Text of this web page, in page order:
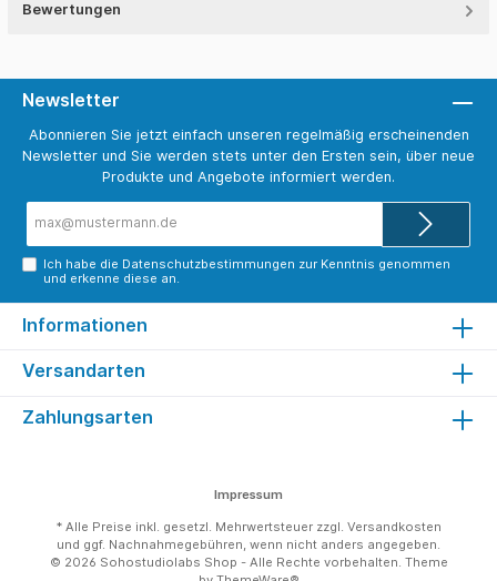
Bewertungen
Newsletter
Abonnieren Sie jetzt einfach unseren regelmäßig erscheinenden
Newsletter und Sie werden stets unter den Ersten sein, über neue
Produkte und Angebote informiert werden.
Adresse*
Ich habe die Datenschutzbestimmungen zur Kenntnis genommen
und erkenne diese an.
Informationen
Versandarten
Zahlungsarten
Impressum
* Alle Preise inkl. gesetzl. Mehrwertsteuer zzgl. Versandkosten
und ggf. Nachnahmegebühren, wenn nicht anders angegeben.
© 2026 Sohostudiolabs Shop - Alle Rechte vorbehalten. Theme